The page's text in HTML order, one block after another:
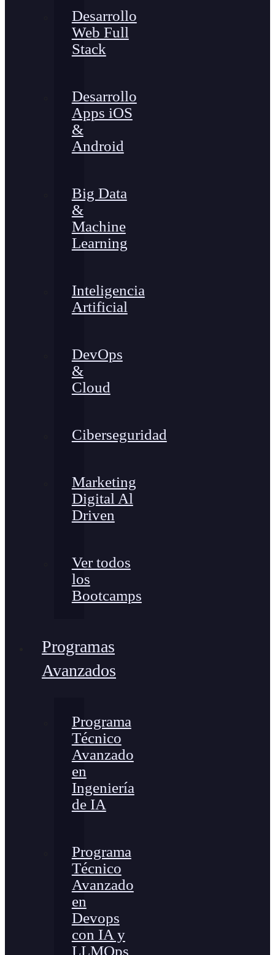
Desarrollo
Web Full
Stack
Desarrollo
Apps iOS
&
Android
Big Data
&
Machine
Learning
Inteligencia
Artificial
DevOps
&
Cloud
Ciberseguridad
Marketing
Digital Al
Driven
Ver todos
los
Bootcamps
Programas
Avanzados
Programa
Técnico
Avanzado
en
Ingeniería
de IA
Programa
Técnico
Avanzado
en
Devops
con IA y
LLMOps